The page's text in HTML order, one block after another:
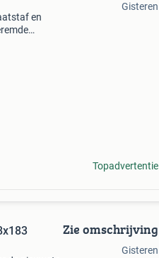
en
Gisteren
Topadvertentie
Zie omschrijving
Gisteren